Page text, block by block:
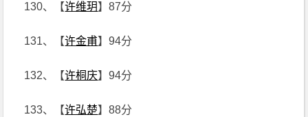
130、【许维玥】87分
131、【许金甫】94分
132、【许桐庆】94分
133、【许弘楚】88分